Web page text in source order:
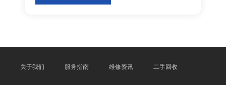
关于我们 服务指南 维修资讯 二手回收